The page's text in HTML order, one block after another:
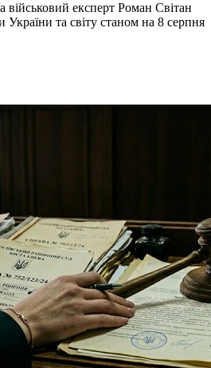
експерт Роман Світан
України та світу станом на 8 серпня